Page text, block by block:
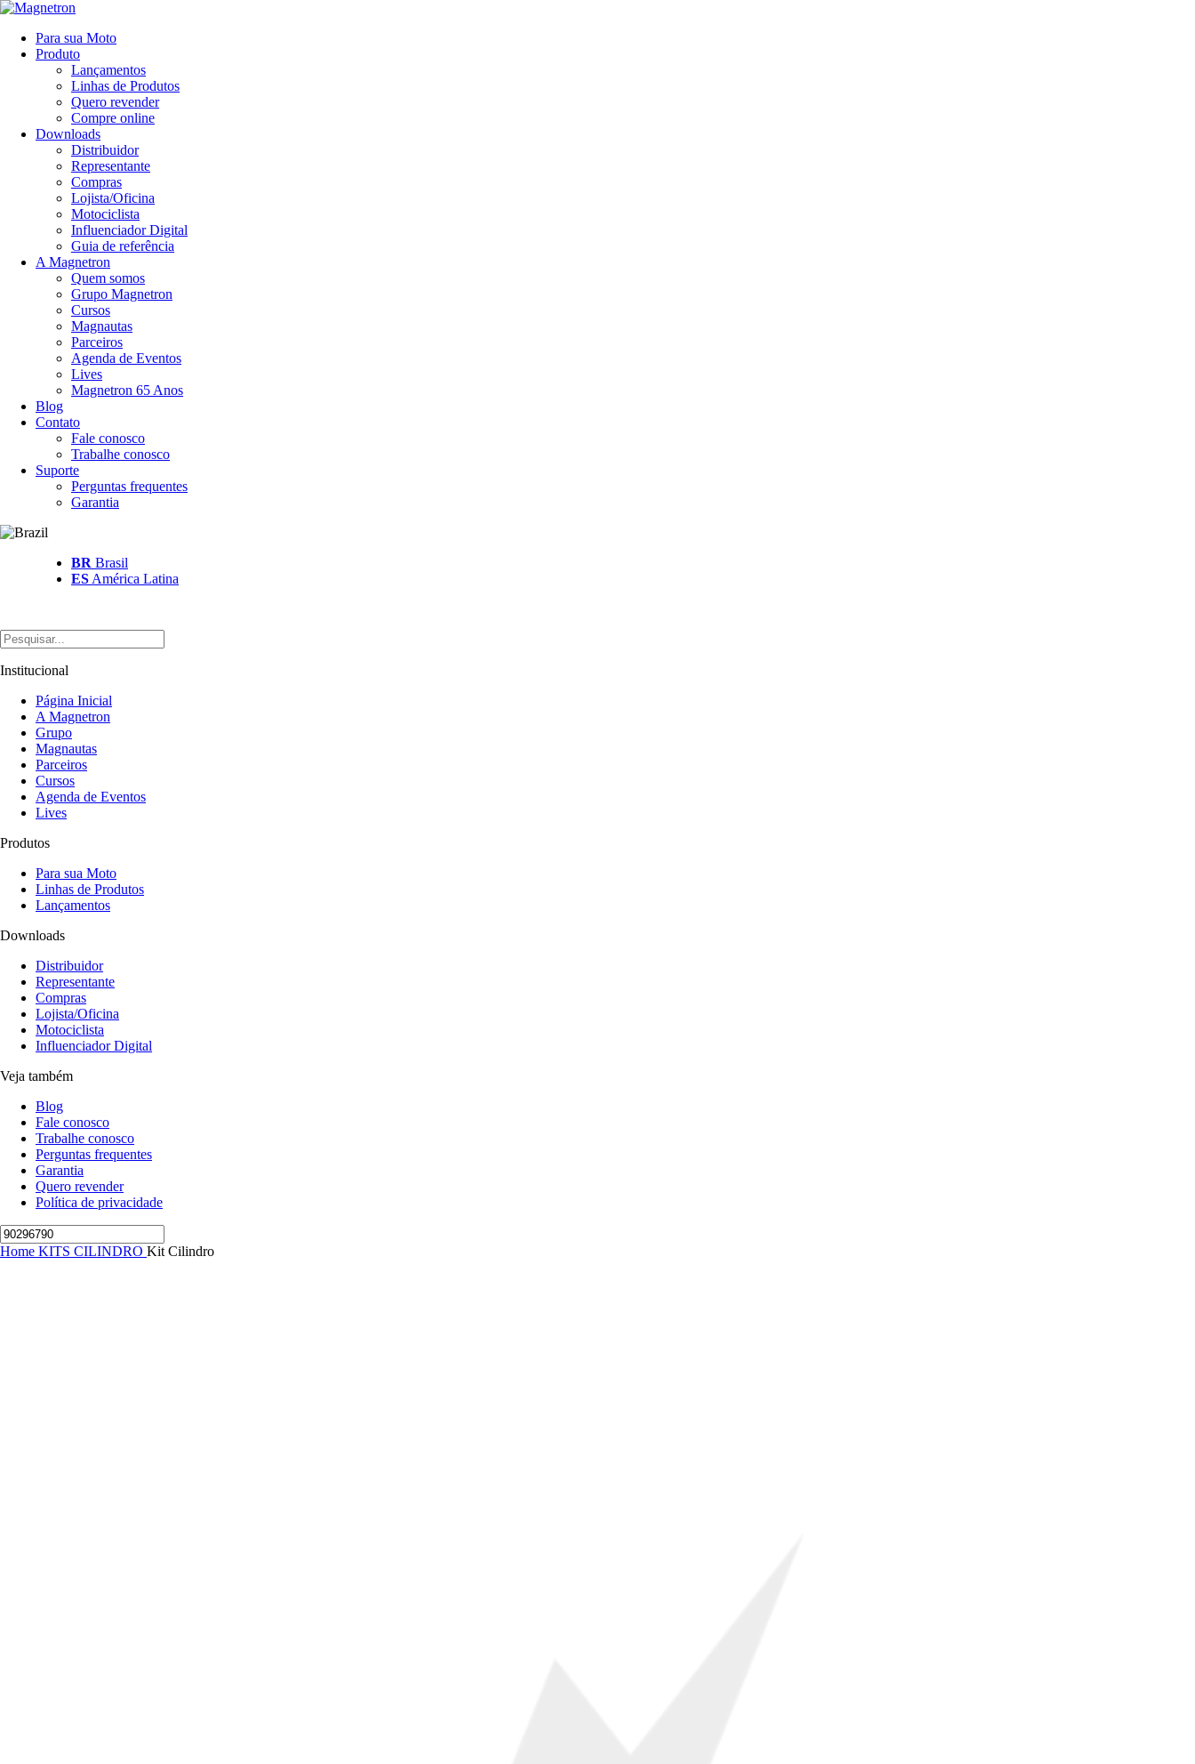
Para sua Moto
Produto
Lançamentos
Linhas de Produtos
Quero revender
Compre online
Downloads
Distribuidor
Representante
Compras
Lojista/Oficina
Motociclista
Influenciador Digital
Guia de referência
A Magnetron
Quem somos
Grupo Magnetron
Cursos
Magnautas
Parceiros
Agenda de Eventos
Lives
Magnetron 65 Anos
Blog
Contato
Fale conosco
Trabalhe conosco
Suporte
Perguntas frequentes
Garantia
BR Brasil
ES América Latina
Institucional
Página Inicial
A Magnetron
Grupo
Magnautas
Parceiros
Cursos
Agenda de Eventos
Lives
Produtos
Para sua Moto
Linhas de Produtos
Lançamentos
Downloads
Distribuidor
Representante
Compras
Lojista/Oficina
Motociclista
Influenciador Digital
Veja também
Blog
Fale conosco
Trabalhe conosco
Perguntas frequentes
Garantia
Quero revender
Política de privacidade
Home KITS CILINDRO Kit Cilindro